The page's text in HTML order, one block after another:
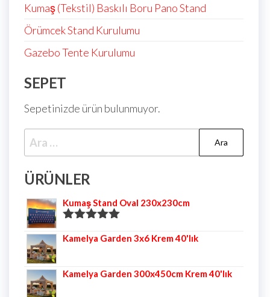
Kumaş (Tekstil) Baskılı Boru Pano Stand
Örümcek Stand Kurulumu
Gazebo Tente Kurulumu
SEPET
Sepetinizde ürün bulunmuyor.
ÜRÜNLER
Kumaş Stand Oval 230x230cm
5.00oy aldı
Kamelya Garden 3x6 Krem 40'lık
Kamelya Garden 300x450cm Krem 40'lık